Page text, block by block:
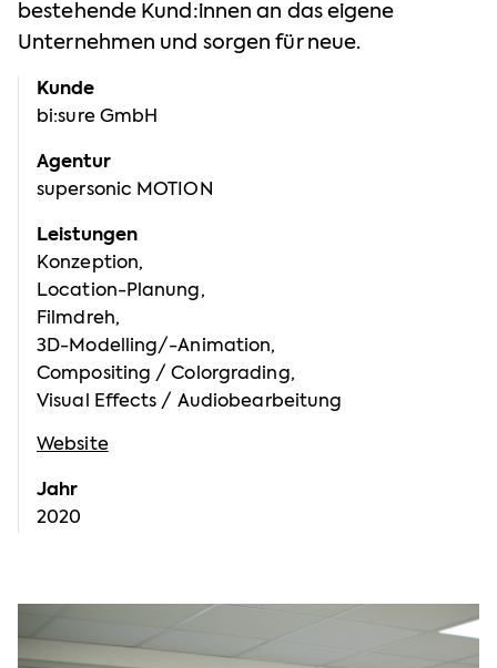
bestehende Kund:innen an das eigene
Unternehmen und sorgen für neue.
Kunde
bi:sure GmbH
Agentur
supersonic MOTION
Leistungen
Konzeption,
Location-Planung,
Filmdreh,
3D-Modelling/-Animation,
Compositing / Colorgrading,
Visual Effects / Audiobearbeitung
Website
Jahr
2020